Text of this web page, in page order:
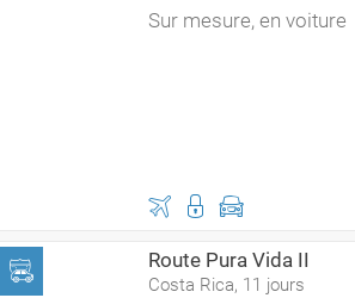
Sur mesure, en voiture
Route Pura Vida II
Costa Rica, 11 jours